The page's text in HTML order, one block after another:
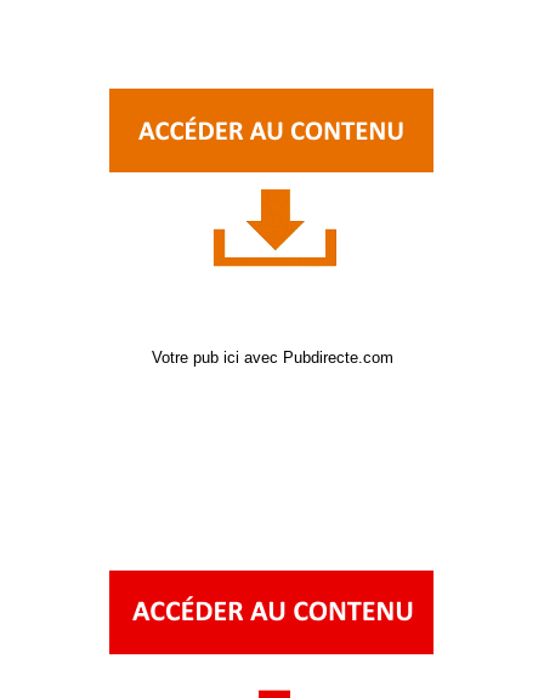
Votre pub ici avec Pubdirecte.com